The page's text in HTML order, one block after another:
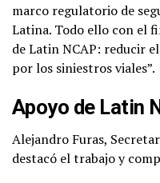
marco regulatorio de
Latina. Todo ello con el
de Latin NCAP: reducir
por los siniestros viales”.
Apoyo de Latin
Alejandro Furas,
destacó el trabajo y